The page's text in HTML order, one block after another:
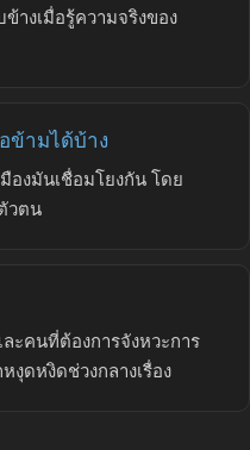
างเมื่อรู้ความจริงของ
ข้ามได้บ้าง
องมันเชื่อมโยงกัน โดย
วตน
ะคนที่ต้องการจังหวะการ
ดหงิดช่วงกลางเรื่อง